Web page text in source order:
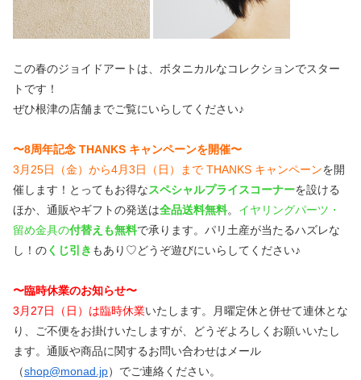
この春のジョイドアートは、ボタニカルなコレクションでスター
トです！
ぜひ根津の店舗までご覧にいらしてください♪
〜8周年記念 THANKS キャンペーンを開催〜
3月25日（金）から4月3日（日）まで THANKS キャンペーンを開
催します！とってもお得なスペシャルプライスコーナーを設ける
ほか、通販やギフトの発送は全品送料無料。 イヤリングパーツ・
留め金具の付替えも無料で承ります。パリ土産が当たるハズレな
し！のくじ引き もあり♡どうぞ遊びにいらしてください♪
〜臨時休業のお知らせ〜
3月27日（日）は臨時休業いたします。月曜定休と併せて連休とな
り、ご不便をお掛けいたしますが、どうぞよろしくお願いいたし
ます。通販や商品に関するお問い合わせはメール
（shop@monad.jp）でご連絡ください。